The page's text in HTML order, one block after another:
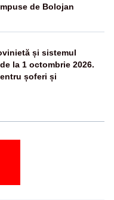
de Bolojan
și sistemul
la 1 octombrie 2026.
șoferi și